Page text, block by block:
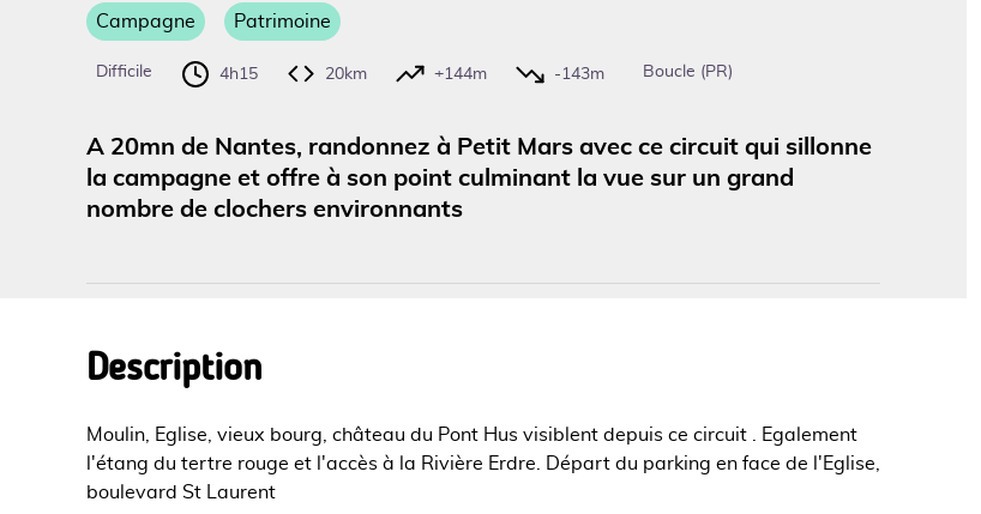
Campagne Patrimoine
Difficile 4h15 20km +144m -143m Boucle (PR)
A 20mn de Nantes, randonnez à Petit Mars avec ce circuit qui sillonne
la campagne et offre à son point culminant la vue sur un grand
nombre de clochers environnants
Description
Moulin, Eglise, vieux bourg, château du Pont Hus visiblent depuis ce circuit . Egalement
l'étang du tertre rouge et l'accès à la Rivière Erdre. Départ du parking en face de l'Eglise,
boulevard St Laurent